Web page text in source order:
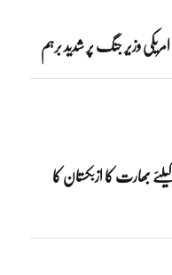
وزیر جنگ پر شدید برہم
بھارت کا ازبکستان کا